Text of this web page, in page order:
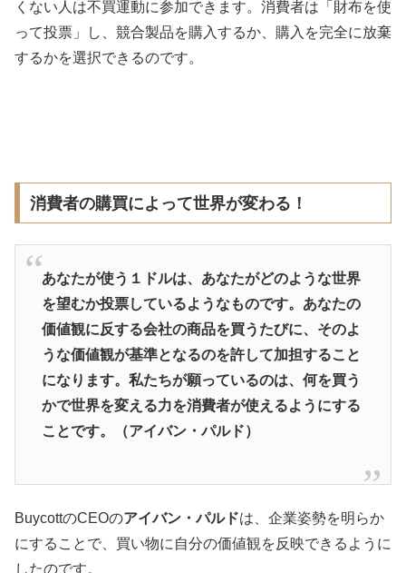
くない人は不買運動に参加できます。消費者は「財布を使
って投票」し、競合製品を購入するか、購入を完全に放棄
するかを選択できるのです。
消費者の購買によって世界が変わる！
あなたが使う１ドルは、あなたがどのような世界
を望むか投票しているようなものです。あなたの
価値観に反する会社の商品を買うたびに、そのよ
うな価値観が基準となるのを許して加担すること
になります。私たちが願っているのは、何を買う
かで世界を変える力を消費者が使えるようにする
ことです。（アイバン・パルド）
BuycottのCEOのアイバン・パルドは、企業姿勢を明らか
にすることで、買い物に自分の価値観を反映できるように
したのです。